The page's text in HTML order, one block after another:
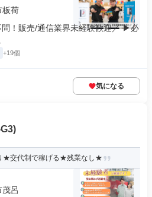
板荷
！販売/通信業界未経験歓迎／ ▶必
+19個
気になる
★交代制で稼げる★残業なし★
呂